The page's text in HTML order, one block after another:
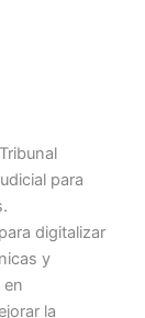
para
digitalizar
y
en
la